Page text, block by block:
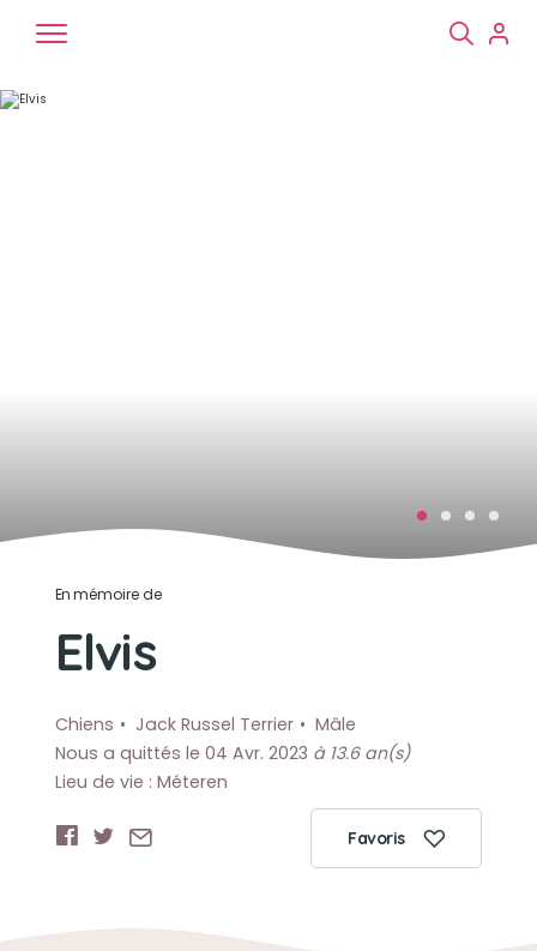
En mémoire de
Elvis
Chiens Jack Russel Terrier
Mâle
Nous a quittés le 04 Avr. 2023 à 13.6 an(s)
Lieu de vie : Méteren
Favoris